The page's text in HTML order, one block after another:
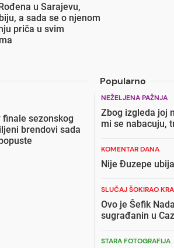
u Sarajevu,
a sada se o njenom
priča u svim
Popularno
finale sezonskog
brendovi sada
NEŽELJENA PAŽNJA
Zbog izgleda joj
mi se nabacuju,
KOMENTAR DANA
Nije Đuzepe
SLUČAJ ŠOKIRAO
Ovo je Šefik
sugrađanin u
STARA FOTOGRAFIJA